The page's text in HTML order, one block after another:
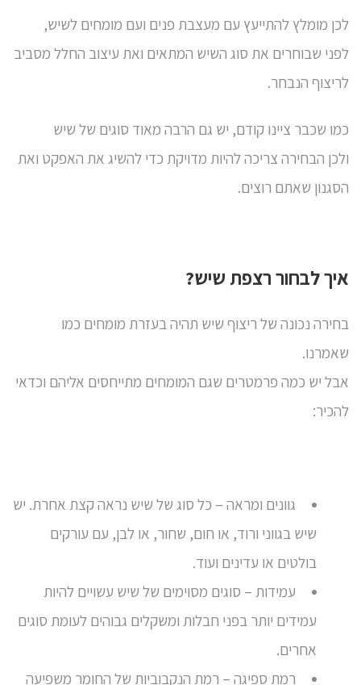
לכן מומלץ להתייעץ עם מעצבת פנים ועם מומחים לשיש,
לפני שבוחרים את סוג השיש המתאים ואת עיצוב החלל מסביב
לריצוף הנבחר.
כמו שכבר ציינו קודם, יש גם הרבה מאוד סוגים של שיש
ולכן הבחירה צריכה להיות מדויקת כדי להשיג את האפקט ואת
הסגנון שאתם רוצים.
איך לבחור רצפת שיש?
בחירה נכונה של ריצוף שיש תהיה בעזרת מומחים כמו
שאמרנו.
אבל יש כמה פרמטרים שגם המומחים מתייחסים אליהם וכדאי
להכיר:
גוונים ומראה – כל סוג של שיש נראה קצת אחרת. יש
שיש בגווני ורוד, או חום, שחור, או לבן, עם עורקים
בולטים או עדינים ועוד.
עמידות – סוגים מסוימים של שיש עשויים להיות
עמידים יותר בפני חבלות ומשקלים גבוהים לעומת סוגים
אחרים.
רמת ספיגה – רמת הנקבוביות של החומר משפיעה